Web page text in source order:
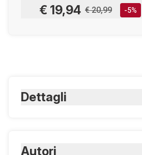
€ 19,94 € 20,99 -5%
Maggiori informazioni sugli eBook
Dettagli
ISBN Digitale:
Autori